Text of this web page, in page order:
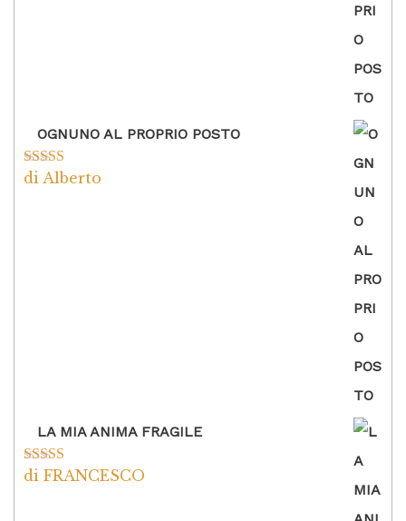
OGNUNO AL PROPRIO POSTO
Valutato5su
di Alberto
LA MIA ANIMA FRAGILE
Valutato5su
di FRANCESCO